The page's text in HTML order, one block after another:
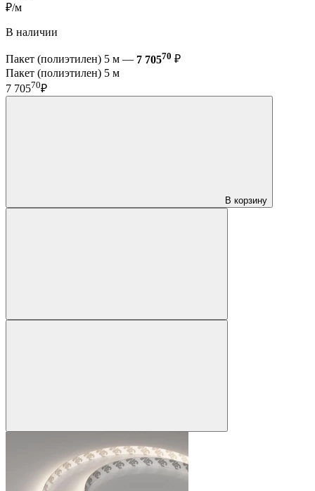
₽/м
В наличии
Пакет (полиэтилен) 5 м — 7 70570 ₽
Пакет (полиэтилен) 5 м
7 70570₽
В корзину